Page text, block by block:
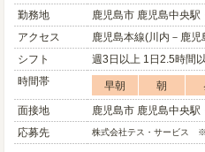
勤務地
鹿児島市 鹿児島中央駅
アクセス
鹿児島本線(川内－鹿
シフト
週3日以上 1日2.5時間
時間帯
早朝 朝
面接地
鹿児島市 鹿児島中央駅
応募先
株式会社テス・サービス